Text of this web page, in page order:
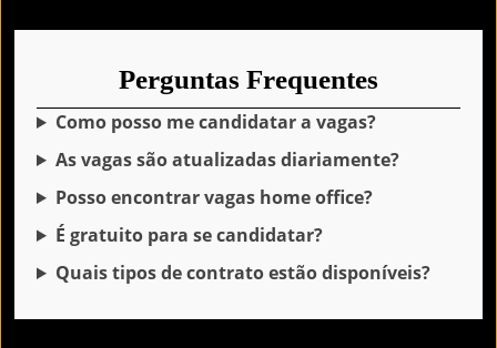
Perguntas Frequentes
Como posso me candidatar a vagas?
As vagas são atualizadas diariamente?
Posso encontrar vagas home office?
É gratuito para se candidatar?
Quais tipos de contrato estão disponíveis?